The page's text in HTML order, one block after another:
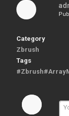
Category
Zbrush
Tags